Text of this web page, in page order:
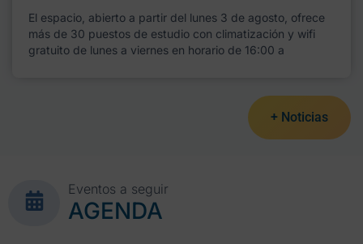
El espacio, abierto a partir del lunes 3 de agosto, ofrece
más de 30 puestos de estudio con climatización y wifi
gratuito de lunes a viernes en horario de 16:00 a
+ Noticias
Eventos a seguir
AGENDA